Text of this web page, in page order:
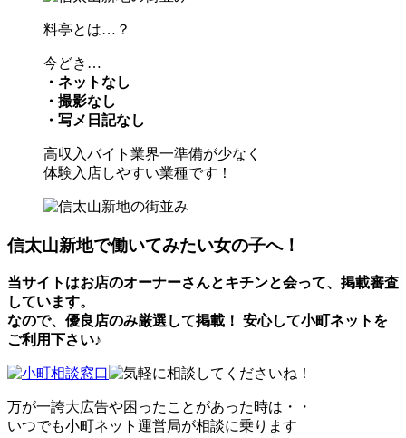
料亭とは…？
今どき…
・ネットなし
・撮影なし
・写メ日記なし
高収入バイト業界一準備が少なく
体験入店しやすい業種です！
信太山新地で働いてみたい女の子へ！
当サイトはお店のオーナーさんとキチンと会って、掲載審査
しています。
なので、優良店のみ厳選して掲載！ 安心して小町ネットを
ご利用下さい♪
万が一誇大広告や困ったことがあった時は・・
いつでも小町ネット運営局が相談に乗ります